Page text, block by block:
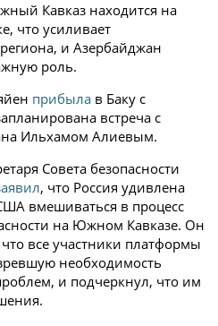
Кавказ находится на
что усиливает
и Азербайджан
роль.
прибыла в Баку с
встреча с
Ильхамом Алиевым.
Совета безопасности
, что Россия удивлена
вмешиваться в процесс
на Южном Кавказе. Он
все участники платформы
необходимость
и подчеркнул, что им